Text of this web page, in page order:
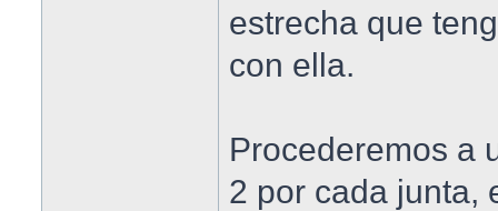
estrecha que
con ella.
Procederemos a
2 por cada junta,